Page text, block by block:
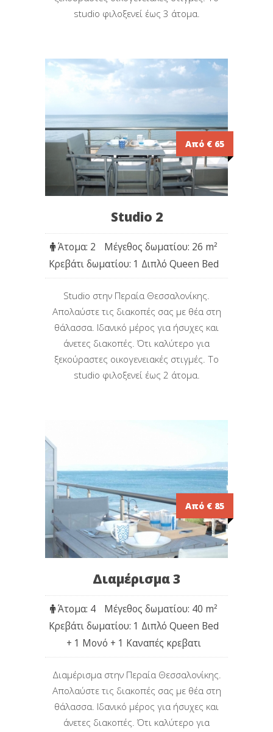
studio φιλοξενεί έως 3 άτομα.
Από € 65
Studio 2
Άτομα: 2 Μέγεθος δωματίου: 26 m²
Κρεβάτι δωματίου: 1 Διπλό Queen Bed
Studio στην Περαία Θεσσαλονίκης.
Απολαύστε τις διακοπές σας με θέα στη
θάλασσα. Iδανικό μέρος για ήσυχες και
άνετες διακοπές. Ότι καλύτερο για
ξεκούραστες οικογενειακές στιγμές. Το
studio φιλοξενεί έως 2 άτομα.
Από € 85
Διαμέρισμα 3
Άτομα: 4 Μέγεθος δωματίου: 40 m²
Κρεβάτι δωματίου: 1 Διπλό Queen Bed
+ 1 Μονό + 1 Καναπές κρεβατι
Διαμέρισμα στην Περαία Θεσσαλονίκης.
Απολαύστε τις διακοπές σας με θέα στη
θάλασσα. Iδανικό μέρος για ήσυχες και
άνετες διακοπές. Ότι καλύτερο για